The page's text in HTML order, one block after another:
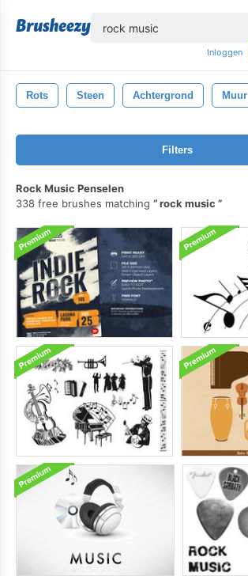
Inloggen
Rots Steen Achtergrond Muur
Filters
Rock Music Penselen
338 free brushes matching
rock music